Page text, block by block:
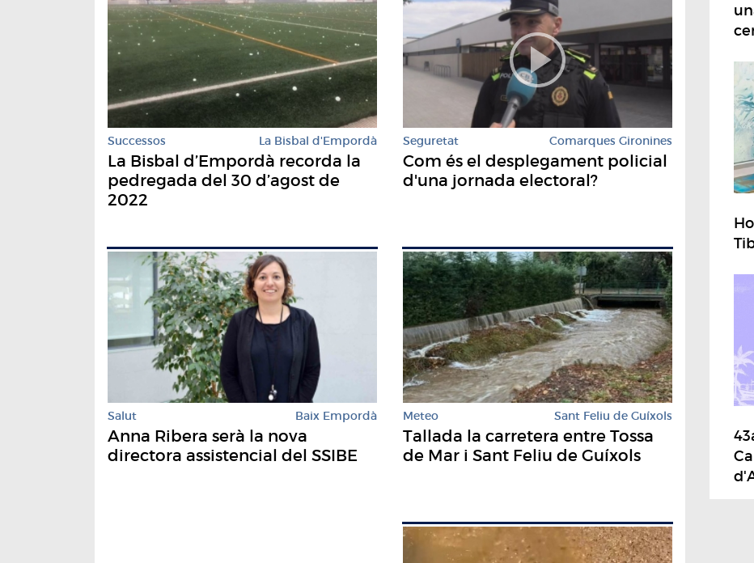
Successos La Bisbal d'Empordà
La Bisbal d’Empordà recorda la
pedregada del 30 d’agost de
2022
Seguretat Comarques Gironines
Com és el desplegament policial
d'una jornada electoral?
Salut Baix Empordà
Anna Ribera serà la nova
directora assistencial del SSIBE
Meteo Sant Feliu de Guíxols
Tallada la carretera entre Tossa
de Mar i Sant Feliu de Guíxols